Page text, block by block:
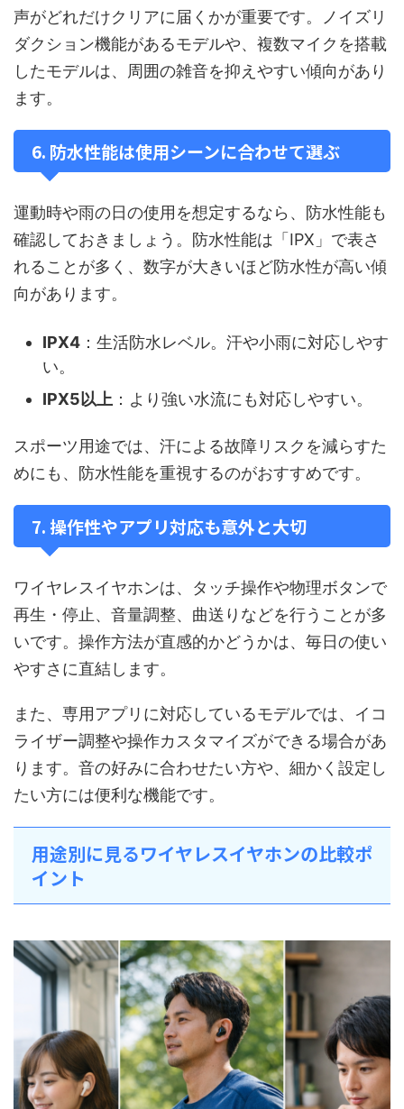
声がどれだけクリアに届くかが重要です。ノイズリ
ダクション機能があるモデルや、複数マイクを搭載
したモデルは、周囲の雑音を抑えやすい傾向があり
ます。
6. 防水性能は使用シーンに合わせて選ぶ
運動時や雨の日の使用を想定するなら、防水性能も
確認しておきましょう。防水性能は「IPX」で表さ
れることが多く、数字が大きいほど防水性が高い傾
向があります。
IPX4 ：生活防水レベル。汗や小雨に対応しやす
い。
IPX5以上 ：より強い水流にも対応しやすい。
スポーツ用途では、汗による故障リスクを減らすた
めにも、防水性能を重視するのがおすすめです。
7. 操作性やアプリ対応も意外と大切
ワイヤレスイヤホンは、タッチ操作や物理ボタンで
再生・停止、音量調整、曲送りなどを行うことが多
いです。操作方法が直感的かどうかは、毎日の使い
やすさに直結します。
また、専用アプリに対応しているモデルでは、イコ
ライザー調整や操作カスタマイズができる場合があ
ります。音の好みに合わせたい方や、細かく設定し
たい方には便利な機能です。
用途別に見るワイヤレスイヤホンの比較ポ
イント